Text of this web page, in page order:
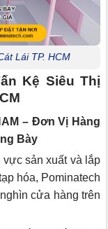
Lái TP. HCM
Kệ Siêu Thị
– Đơn Vị Hàng
Bày
sản xuất và lắp
hóa, Pominatech
cửa hàng trên